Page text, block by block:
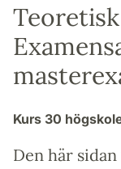
Kurs 30
Den här